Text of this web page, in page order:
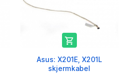

Asus: X201E, X201L
skjermkabel